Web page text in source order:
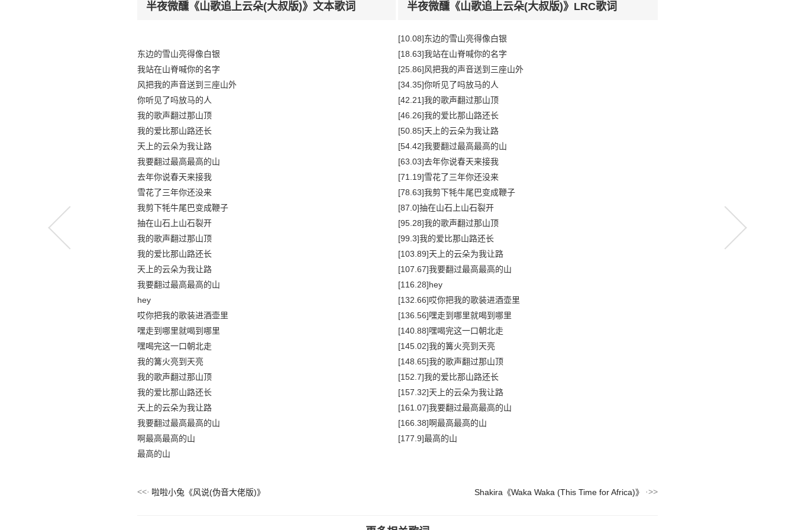
半夜微醺《山歌追上云朵(大叔版)》文本歌词 半夜微醺《山歌追上云朵(大叔版)》LRC歌词
东边的雪山亮得像白银
我站在山脊喊你的名字
风把我的声音送到三座山外
你听见了吗放马的人
我的歌声翻过那山顶
我的爱比那山路还长
天上的云朵为我让路
我要翻过最高最高的山
去年你说春天来接我
雪花了三年你还没来
我剪下牦牛尾巴变成鞭子
抽在山石上山石裂开
我的歌声翻过那山顶
我的爱比那山路还长
天上的云朵为我让路
我要翻过最高最高的山
hey
哎你把我的歌装进酒壶里
嘿走到哪里就喝到哪里
嘿喝完这一口朝北走
我的篝火亮到天亮
我的歌声翻过那山顶
我的爱比那山路还长
天上的云朵为我让路
我要翻过最高最高的山
啊最高最高的山
最高的山
[10.08]东边的雪山亮得像白银
[18.63]我站在山脊喊你的名字
[25.86]风把我的声音送到三座山外
[34.35]你听见了吗放马的人
[42.21]我的歌声翻过那山顶
[46.26]我的爱比那山路还长
[50.85]天上的云朵为我让路
[54.42]我要翻过最高最高的山
[63.03]去年你说春天来接我
[71.19]雪花了三年你还没来
[78.63]我剪下牦牛尾巴变成鞭子
[87.0]抽在山石上山石裂开
[95.28]我的歌声翻过那山顶
[99.3]我的爱比那山路还长
[103.89]天上的云朵为我让路
[107.67]我要翻过最高最高的山
[116.28]hey
[132.66]哎你把我的歌装进酒壶里
[136.56]嘿走到哪里就喝到哪里
[140.88]嘿喝完这一口朝北走
[145.02]我的篝火亮到天亮
[148.65]我的歌声翻过那山顶
[152.7]我的爱比那山路还长
[157.32]天上的云朵为我让路
[161.07]我要翻过最高最高的山
[166.38]啊最高最高的山
[177.9]最高的山
啦啦小兔《风说(伪音大佬版)》 Shakira《Waka Waka (This Time for Africa)》